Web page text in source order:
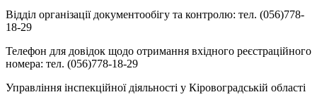
Відділ організації документообігу та контролю: тел. (056)778-
18-29
Телефон для довідок щодо отримання вхідного реєстраційного
номера: тел. (056)778-18-29
Управління інспекційної діяльності у Кіровоградській області